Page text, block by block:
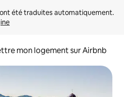
mon logement sur Airbnb